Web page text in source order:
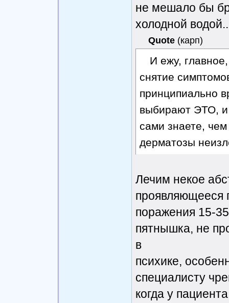
не мешало бы
холодной водой..
Quote (карп)
И ежу,
снятие
принципиально
выбирают ЭТО, и
сами знаете,
дерматозы
Лечим некое
проявляющееся
поражения 15-
пятнышка, не
в
психике,
специалисту
когда у